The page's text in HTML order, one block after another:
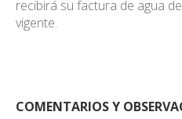
recibirá su factura de agua
vigente.
COMENTARIOS Y